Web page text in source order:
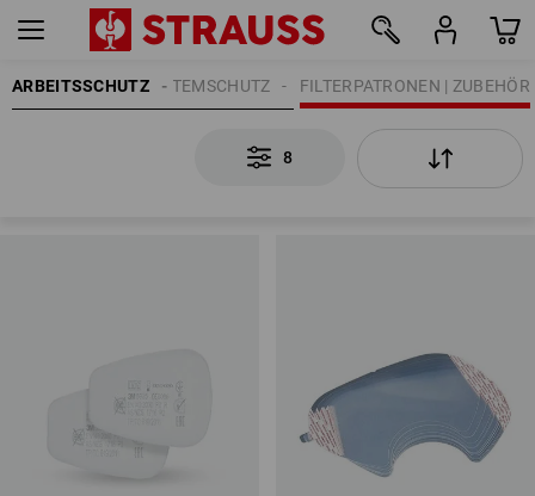
ARBEITSSCHUTZ FILTERPATRONEN | ZUBEHÖR
ATEMSCHUTZ
8